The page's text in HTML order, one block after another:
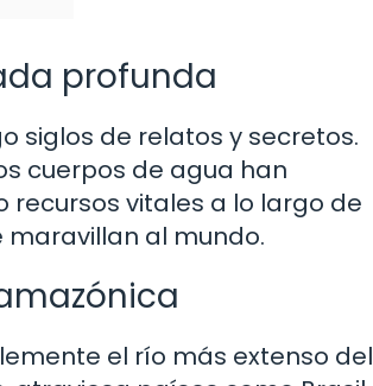
profunda
siglos de relatos y secretos.
cuerpos de agua han
vitales a lo largo de
maravillan al mundo.
el río más extenso del